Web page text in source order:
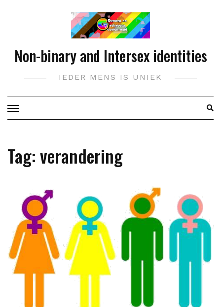
Non-binary and Intersex identities
IEDER MENS IS UNIEK
Tag:verandering